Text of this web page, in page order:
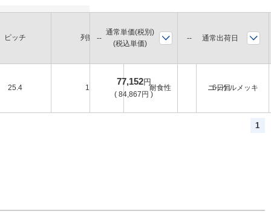
ピッチ 列数 環境 表面処理
25.4 1 耐食性 ニッケルメッキ
通常単価(税別)
(税込単価)
通常出荷日
77,152円
( 84,867 円 )
6日目
1